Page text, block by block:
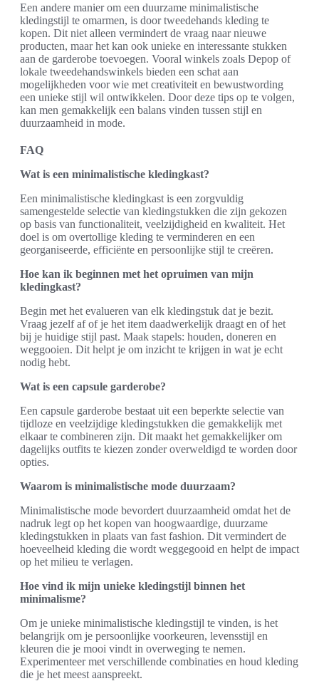
Een andere manier om een duurzame minimalistische
kledingstijl te omarmen, is door tweedehands kleding te
kopen. Dit niet alleen vermindert de vraag naar nieuwe
producten, maar het kan ook unieke en interessante stukken
aan de garderobe toevoegen. Vooral winkels zoals Depop of
lokale tweedehandswinkels bieden een schat aan
mogelijkheden voor wie met creativiteit en bewustwording
een unieke stijl wil ontwikkelen. Door deze tips op te volgen,
kan men gemakkelijk een balans vinden tussen stijl en
duurzaamheid in mode.
FAQ
Wat is een minimalistische kledingkast?
Een minimalistische kledingkast is een zorgvuldig
samengestelde selectie van kledingstukken die zijn gekozen
op basis van functionaliteit, veelzijdigheid en kwaliteit. Het
doel is om overtollige kleding te verminderen en een
georganiseerde, efficiënte en persoonlijke stijl te creëren.
Hoe kan ik beginnen met het opruimen van mijn
kledingkast?
Begin met het evalueren van elk kledingstuk dat je bezit.
Vraag jezelf af of je het item daadwerkelijk draagt en of het
bij je huidige stijl past. Maak stapels: houden, doneren en
weggooien. Dit helpt je om inzicht te krijgen in wat je echt
nodig hebt.
Wat is een capsule garderobe?
Een capsule garderobe bestaat uit een beperkte selectie van
tijdloze en veelzijdige kledingstukken die gemakkelijk met
elkaar te combineren zijn. Dit maakt het gemakkelijker om
dagelijks outfits te kiezen zonder overweldigd te worden door
opties.
Waarom is minimalistische mode duurzaam?
Minimalistische mode bevordert duurzaamheid omdat het de
nadruk legt op het kopen van hoogwaardige, duurzame
kledingstukken in plaats van fast fashion. Dit vermindert de
hoeveelheid kleding die wordt weggegooid en helpt de impact
op het milieu te verlagen.
Hoe vind ik mijn unieke kledingstijl binnen het
minimalisme?
Om je unieke minimalistische kledingstijl te vinden, is het
belangrijk om je persoonlijke voorkeuren, levensstijl en
kleuren die je mooi vindt in overweging te nemen.
Experimenteer met verschillende combinaties en houd kleding
die je het meest aanspreekt.